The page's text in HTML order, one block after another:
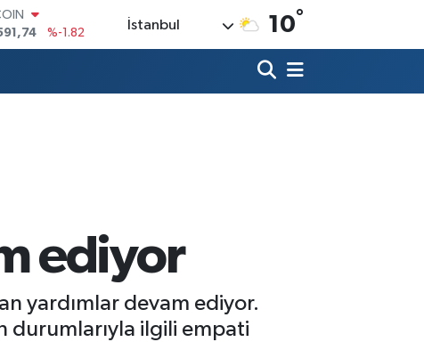
%0.02
İstanbul 10°
ediyor
yardımlar devam ediyor.
durumlarıyla ilgili empati